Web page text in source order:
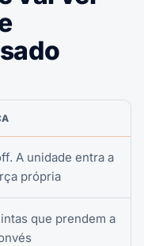
A unidade entra a
própria
que prendem a